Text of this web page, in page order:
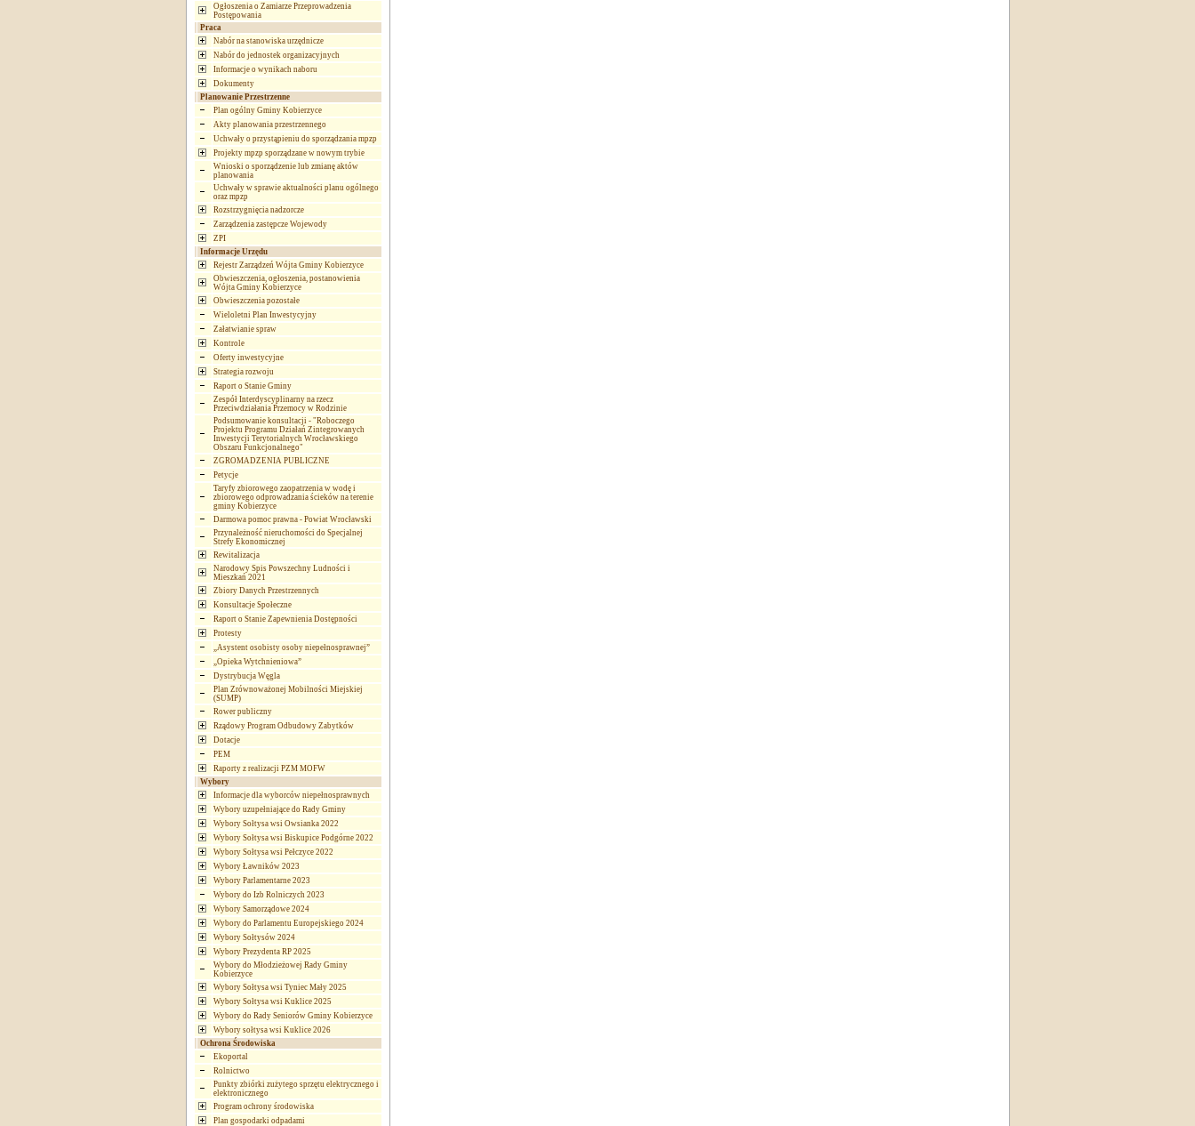
Ogłoszenia o Zamiarze Przeprowadzenia
Postępowania
Praca
Nabór na stanowiska urzędnicze
Nabór do jednostek organizacyjnych
Informacje o wynikach naboru
Dokumenty
Planowanie Przestrzenne
Plan ogólny Gminy Kobierzyce
Akty planowania przestrzennego
Uchwały o przystąpieniu do sporządzania mpzp
Projekty mpzp sporządzane w nowym trybie
Wnioski o sporządzenie lub zmianę aktów
planowania
Uchwały w sprawie aktualności planu ogólnego
oraz mpzp
Rozstrzygnięcia nadzorcze
Zarządzenia zastępcze Wojewody
ZPI
Informacje Urzędu
Rejestr Zarządzeń Wójta Gminy Kobierzyce
Obwieszczenia, ogłoszenia, postanowienia
Wójta Gminy Kobierzyce
Obwieszczenia pozostałe
Wieloletni Plan Inwestycyjny
Załatwianie spraw
Kontrole
Oferty inwestycyjne
Strategia rozwoju
Raport o Stanie Gminy
Zespół Interdyscyplinarny na rzecz
Przeciwdziałania Przemocy w Rodzinie
Podsumowanie konsultacji - "Roboczego
Projektu Programu Działań Zintegrowanych
Inwestycji Terytorialnych Wrocławskiego
Obszaru Funkcjonalnego"
ZGROMADZENIA PUBLICZNE
Petycje
Taryfy zbiorowego zaopatrzenia w wodę i
zbiorowego odprowadzania ścieków na terenie
gminy Kobierzyce
Darmowa pomoc prawna - Powiat Wrocławski
Przynależność nieruchomości do Specjalnej
Strefy Ekonomicznej
Rewitalizacja
Narodowy Spis Powszechny Ludności i
Mieszkań 2021
Zbiory Danych Przestrzennych
Konsultacje Społeczne
Raport o Stanie Zapewnienia Dostępności
Protesty
„Asystent osobisty osoby niepełnosprawnej”
„Opieka Wytchnieniowa”
Dystrybucja Węgla
Plan Zrównoważonej Mobilności Miejskiej
(SUMP)
Rower publiczny
Rządowy Program Odbudowy Zabytków
Dotacje
PEM
Raporty z realizacji PZM MOFW
Wybory
Informacje dla wyborców niepełnosprawnych
Wybory uzupełniające do Rady Gminy
Wybory Sołtysa wsi Owsianka 2022
Wybory Sołtysa wsi Biskupice Podgórne 2022
Wybory Sołtysa wsi Pełczyce 2022
Wybory Ławników 2023
Wybory Parlamentarne 2023
Wybory do Izb Rolniczych 2023
Wybory Samorządowe 2024
Wybory do Parlamentu Europejskiego 2024
Wybory Sołtysów 2024
Wybory Prezydenta RP 2025
Wybory do Młodzieżowej Rady Gminy
Kobierzyce
Wybory Sołtysa wsi Tyniec Mały 2025
Wybory Sołtysa wsi Kuklice 2025
Wybory do Rady Seniorów Gminy Kobierzyce
Wybory sołtysa wsi Kuklice 2026
Ochrona Środowiska
Ekoportal
Rolnictwo
Punkty zbiórki zużytego sprzętu elektrycznego i
elektronicznego
Program ochrony środowiska
Plan gospodarki odpadami